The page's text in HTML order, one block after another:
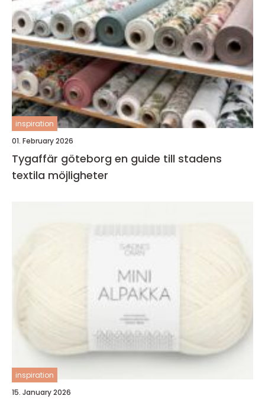
inspiration
01. February 2026
Tygaffär göteborg en guide till stadens
textila möjligheter
inspiration
15. January 2026